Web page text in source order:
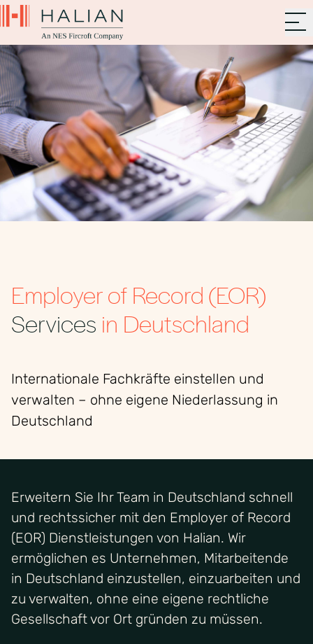
Employer of Record (EOR)
Services in Deutschland
Internationale Fachkräfte einstellen und
verwalten – ohne eigene Niederlassung in
Deutschland
Erweitern Sie Ihr Team in Deutschland schnell
und rechtssicher mit den Employer of Record
(EOR) Dienstleistungen von Halian. Wir
ermöglichen es Unternehmen, Mitarbeitende
in Deutschland einzustellen, einzuarbeiten und
zu verwalten, ohne eine eigene rechtliche
Gesellschaft vor Ort gründen zu müssen.